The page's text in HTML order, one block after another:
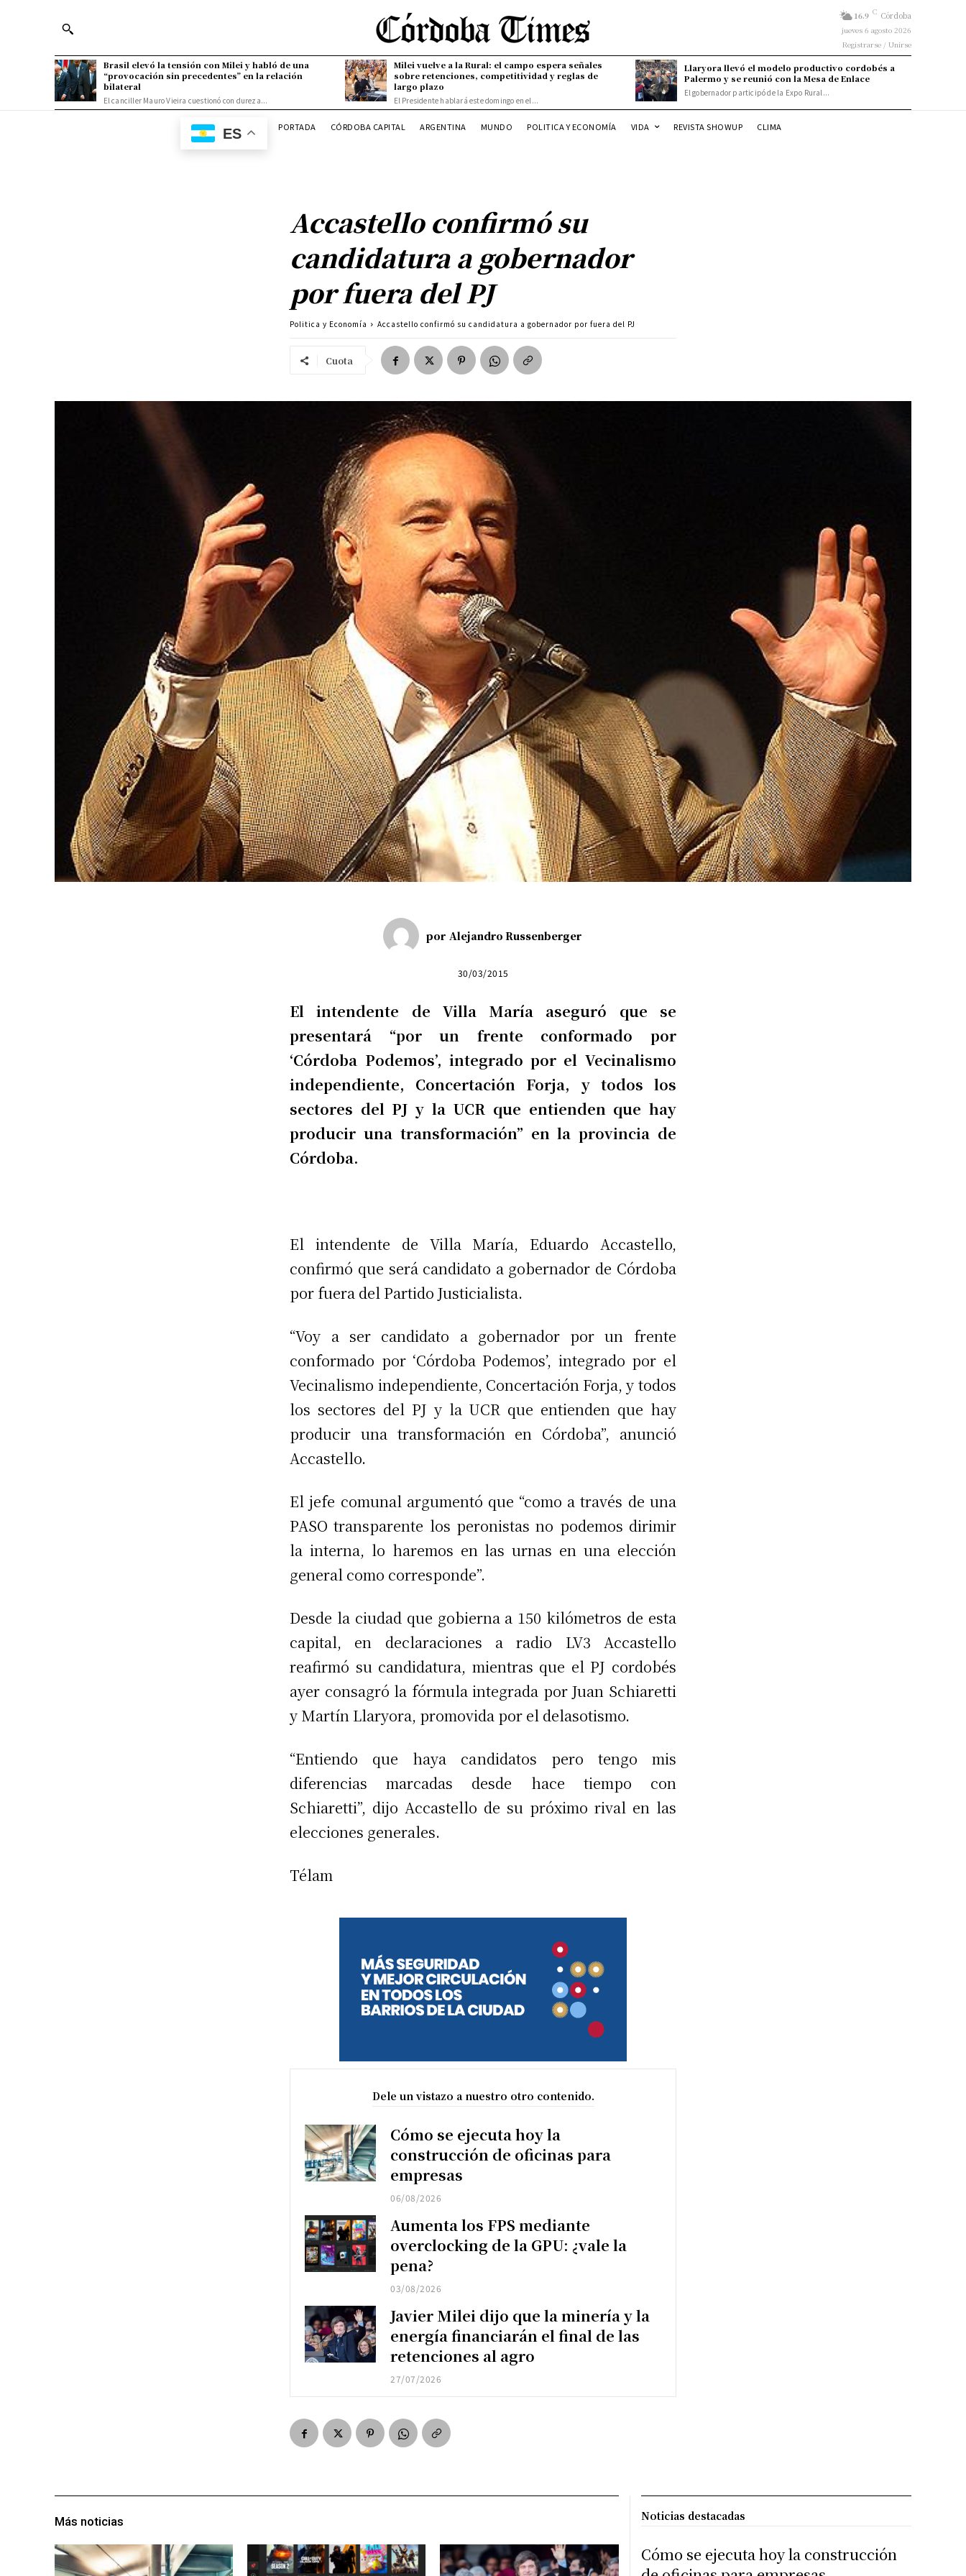
16.9 C Córdoba
jueves 6 agosto 2026
Registrarse / Unirse
Brasil elevó la tensión con Milei y habló de una
“provocación sin precedentes” en la relación
bilateral
El canciller Mauro Vieira cuestionó con dureza...
Milei vuelve a la Rural: el campo espera señales
sobre retenciones, competitividad y reglas de
largo plazo
El Presidente hablará este domingo en el...
Llaryora llevó el modelo productivo cordobés a
Palermo y se reunió con la Mesa de Enlace
El gobernador participó de la Expo Rural...
ES PORTADA CÓRDOBA CAPITAL ARGENTINA MUNDO POLITICA Y ECONOMÍA VIDA REVISTA SHOWUP CLIMA
Accastello confirmó su
candidatura a gobernador
por fuera del PJ
Politica y Economía Accastello confirmó su candidatura a gobernador por fuera del PJ
Cuota
por Alejandro Russenberger
30/03/2015
El intendente de Villa María aseguró que se
presentará “por un frente conformado por
‘Córdoba Podemos’, integrado por el Vecinalismo
independiente, Concertación Forja, y todos los
sectores del PJ y la UCR que entienden que hay
producir una transformación” en la provincia de
Córdoba.
El intendente de Villa María, Eduardo Accastello,
confirmó que será candidato a gobernador de Córdoba
por fuera del Partido Justicialista.
“Voy a ser candidato a gobernador por un frente
conformado por ‘Córdoba Podemos’, integrado por el
Vecinalismo independiente, Concertación Forja, y todos
los sectores del PJ y la UCR que entienden que hay
producir una transformación en Córdoba”, anunció
Accastello.
El jefe comunal argumentó que “como a través de una
PASO transparente los peronistas no podemos dirimir
la interna, lo haremos en las urnas en una elección
general como corresponde”.
Desde la ciudad que gobierna a 150 kilómetros de esta
capital, en declaraciones a radio LV3 Accastello
reafirmó su candidatura, mientras que el PJ cordobés
ayer consagró la fórmula integrada por Juan Schiaretti
y Martín Llaryora, promovida por el delasotismo.
“Entiendo que haya candidatos pero tengo mis
diferencias marcadas desde hace tiempo con
Schiaretti”, dijo Accastello de su próximo rival en las
elecciones generales.
Télam
Dele un vistazo a nuestro otro contenido.
Cómo se ejecuta hoy la
construcción de oficinas para
empresas
06/08/2026
Aumenta los FPS mediante
overclocking de la GPU: ¿vale la
pena?
03/08/2026
Javier Milei dijo que la minería y la
energía financiarán el final de las
retenciones al agro
27/07/2026
Más noticias Noticias destacadas
Cómo se ejecuta hoy la construcción